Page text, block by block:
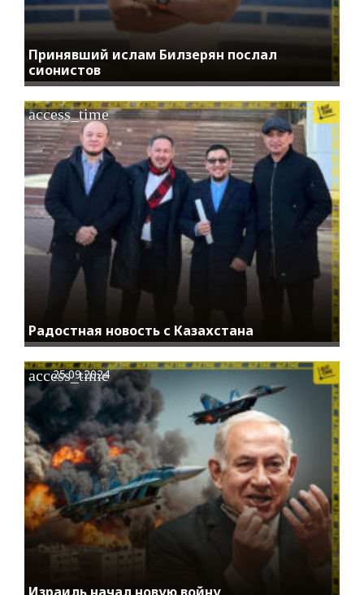
Принявший ислам Билзерян послал
сионистов
Радостная новость с Казахстана
access_time
access_time
25.09.2024